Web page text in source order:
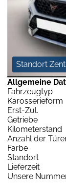
Standort
Allgemeine
Fahrzeugtyp
Karosserieform
Erst-Zul.
Getriebe
Kilometerstand
Anzahl der
Farbe
Standort
Lieferzeit
Unsere